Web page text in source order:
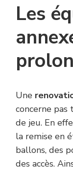
Les
Une
concerne
de jeu. En
la remise en
ballons, des
des accès.